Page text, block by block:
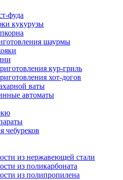
фуда
кукурузы
шаурмы
кур-гриль
хот-догов
ваты
автоматы
чебуреков
из нержавеющей стали
из поликарбоната
из полипропилена